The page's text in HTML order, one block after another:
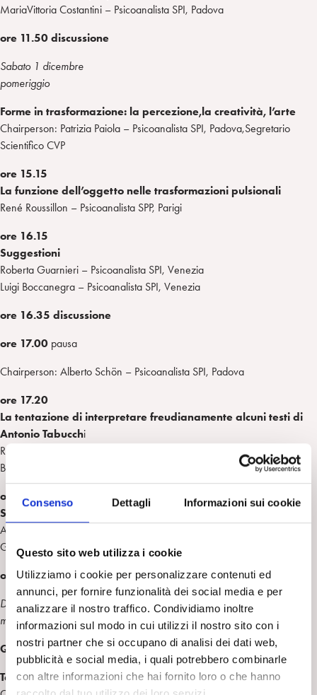
Consenso Dettagli Informazioni sui cookie
Questo sito web utilizza i cookie
Utilizziamo i cookie per personalizzare contenuti ed
annunci, per fornire funzionalità dei social media e per
analizzare il nostro traffico. Condividiamo inoltre
informazioni sul modo in cui utilizzi il nostro sito con i
nostri partner che si occupano di analisi dei dati web,
pubblicità e social media, i quali potrebbero combinarle
con altre informazioni che hai fornito loro o che hanno
MariaVittoria Costantini – Psicoanalista SPI, Padova
ore 11.50 discussione
Sabato 1 dicembre
pomeriggio
Forme in trasformazione: la percezione,la creatività, l’arte
Chairperson: Patrizia Paiola – Psicoanalista SPI, Padova,Segretario
Scientifico CVP
ore 15.15
La funzione dell’oggetto nelle trasformazioni pulsionali
René Roussillon – Psicoanalista SPP, Parigi
ore 16.15
Suggestioni
Roberta Guarnieri – Psicoanalista SPI, Venezia
Luigi Boccanegra – Psicoanalista SPI, Venezia
ore 16.35 discussione
ore 17.00 pausa
Chairperson: Alberto Schön – Psicoanalista SPI, Padova
ore 17.20
La tentazione di interpretare freudianamente alcuni testi di
Antonio Tabucchi
Remo Ceserani – già Docente di Letteratura Comparata,Università di
Bologna
ore 18.00
Suggestioni
Andrea Braun – Psicoanalista SPI, Padova
Guglielmina Sartori – Psicoanalista SPI, Vicenza
ore 18.20 discussione
Domenica 2 dicembre
mattina
Quantità Qualità Fissazioni Trasformazioni
Tavola rotonda